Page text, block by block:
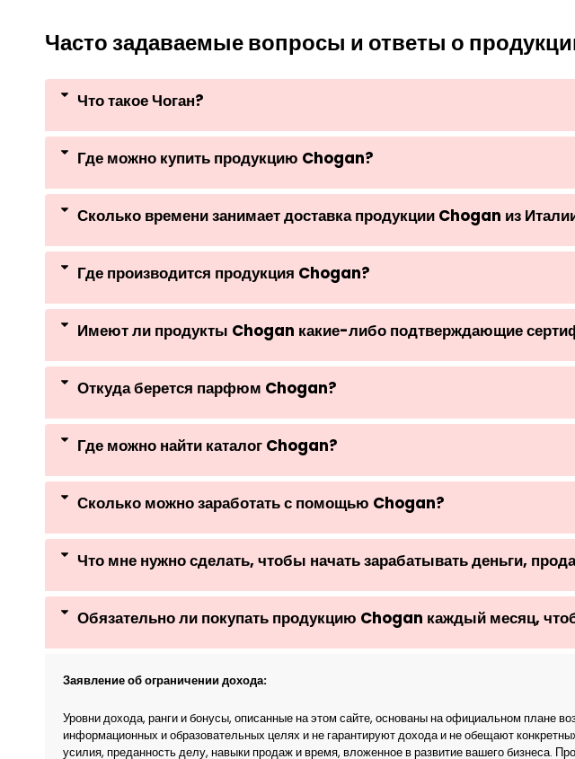
Часто задаваемые вопросы и ответы о
Что такое Чоган?
Где можно купить продукцию Chogan?
Сколько времени занимает доставка продукции Chogan из
Где производится продукция Chogan?
Имеют ли продукты Chogan какие-либо подтверждающие
Откуда берется парфюм Chogan?
Где можно найти каталог Chogan?
Сколько можно заработать с помощью Chogan?
Что мне нужно сделать, чтобы начать зарабатывать деньги,
Обязательно ли покупать продукцию Chogan каждый месяц,
Заявление об ограничении дохода:
Уровни дохода, ранги и бонусы, описанные на этом сайте, основаны на официальном
информационных и образовательных целях и не гарантируют дохода и не обещают
усилия, преданность делу, навыки продаж и время, вложенное в развитие вашего бизнеса.